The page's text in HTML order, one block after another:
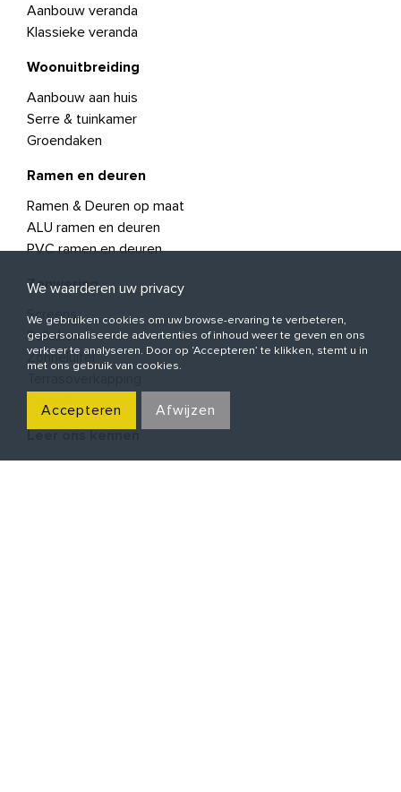
Aanbouw veranda
Klassieke veranda
Woonuitbreiding
Aanbouw aan huis
Serre & tuinkamer
Groendaken
Ramen en deuren
Ramen & Deuren op maat
ALU ramen en deuren
PVC ramen en deuren
Zonwering
Screens
Rolluiken
Zonneluifel
Leer ons kennen
Inspiratie
We waarderen uw privacy
We gebruiken cookies om uw browse-ervaring te verbeteren,
gepersonaliseerde advertenties of inhoud weer te geven en ons
verkeer te analyseren. Door op ‘Accepteren’ te klikken, stemt u in
met ons gebruik van cookies.
Accepteren Afwijzen